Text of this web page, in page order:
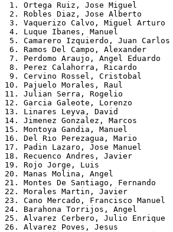
1. Ortega Ruiz, Jose Miguel
2. Robles Diaz, Jose Alberto
3. Vaquerizo Calvo, Miguel Arturo
4. Luque Ibanes, Manuel
5. Camarero Izquierdo, Juan
6. Ramos Del Campo,
7. Perdomo Araujo, Angel
8. Perez Calahorra, Ricardo
9. Cervino Rossel, Cristobal
10. Pajuelo Morales, Raul
11. Julian Serra, Rogelio
12. Garcia Galeote, Lorenzo
13. Linares Leyva, David
14. Jimenez Gonzalez, Marcos
15. Montoya Gandia, Manuel
16. Del Rio Perezagua, Mario
17. Padin Lazaro, Jose Manuel
18. Recuenco Andres, Javier
19. Rojo Jorge, Luis
20. Manas Molina, Angel
21. Montes De Santiago,
22. Morales Martin, Javier
23. Cano Mercado, Francisco
24. Barahona Torrijos, Angel
25. Alvarez Cerbero, Julio
26. Alvarez Poves, Jesus